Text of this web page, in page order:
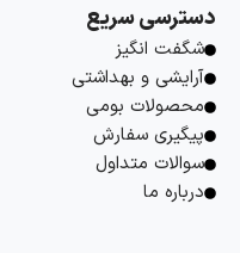
دسترسی سریع
شگفت انگیز
آرایشی و بهداشتی
محصولات بومی
پیگیری سفارش
سوالات متداول
درباره ما